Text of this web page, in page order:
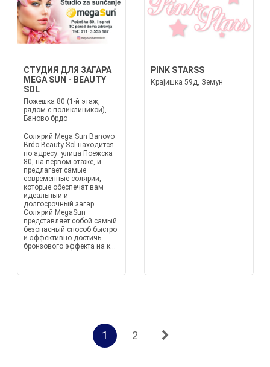
СТУДИЯ ДЛЯ ЗАГАРА
MEGA SUN - BEAUTY
SOL
Пожешка 80 (1-й этаж,
рядом с поликлиникой),
Баново брдо
Солярий Mega Sun Banovo
Brdo Beauty Sol находится
по адресу: улица Поежска
80, на первом этаже, и
предлагает самые
современные солярии,
которые обеспечат вам
идеальный и
долгосрочный загар.
Солярий MegaSun
представляет собой самый
безопасный способ быстро
и эффективно достичь
бронзового эффекта на к...
PINK STARSS
Крајишка 59д, Земун
1 2